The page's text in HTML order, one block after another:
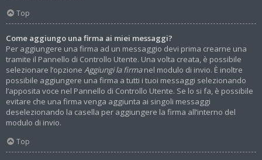
Top
Come aggiungo una firma ai miei messaggi?
Per aggiungere una firma ad un messaggio devi prima crearne una
tramite il Pannello di Controllo Utente. Una volta creata, è possibile
selezionare l’opzione Aggiungi la firmanel modulo di invio. È inoltre
possibile aggiungere una firma a tutti i tuoi messaggi selezionando
l’apposita voce nel Pannello di Controllo Utente. Se lo si fa, è possibile
evitare che una firma venga aggiunta ai singoli messaggi
deselezionando la casella per aggiungere la firma all’interno del
modulo di invio.
Top